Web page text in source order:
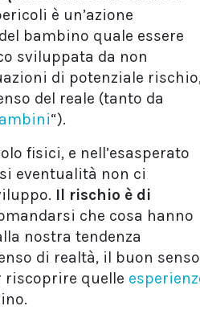
è un’azione
bambino quale essere
sviluppata da non
di potenziale
del reale (tanto da
“).
fisici, e nell’esasperato
eventualità non ci
Il rischio è di
che cosa hanno
nostra tendenza
di realtà, il buon senso
riscoprire quelle